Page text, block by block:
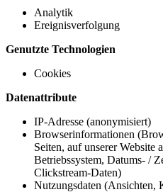
Analytik
Ereignisverfolgung
Genutzte Technologien
Cookies
Datenattribute
IP-Adresse (anonymisiert)
Browserinformationen
Seiten, auf unserer Website
Betriebssystem, Datums- /
Clickstream-Daten)
Nutzungsdaten (Ansichten,